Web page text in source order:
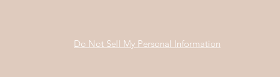
Do Not Sell My Personal Information